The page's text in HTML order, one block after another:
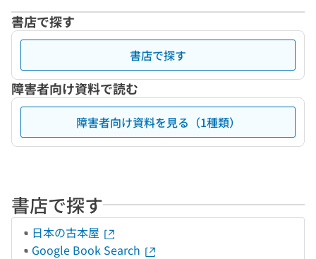
書店で探す
書店で探す
障害者向け資料で読む
障害者向け資料を見る（1種類）
書店で探す
日本の古本屋
Google Book Search